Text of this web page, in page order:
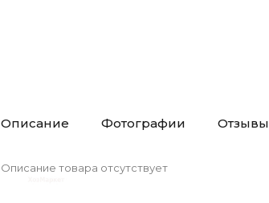
Описание Фотографии Отзывы
Описание товара отсутствует